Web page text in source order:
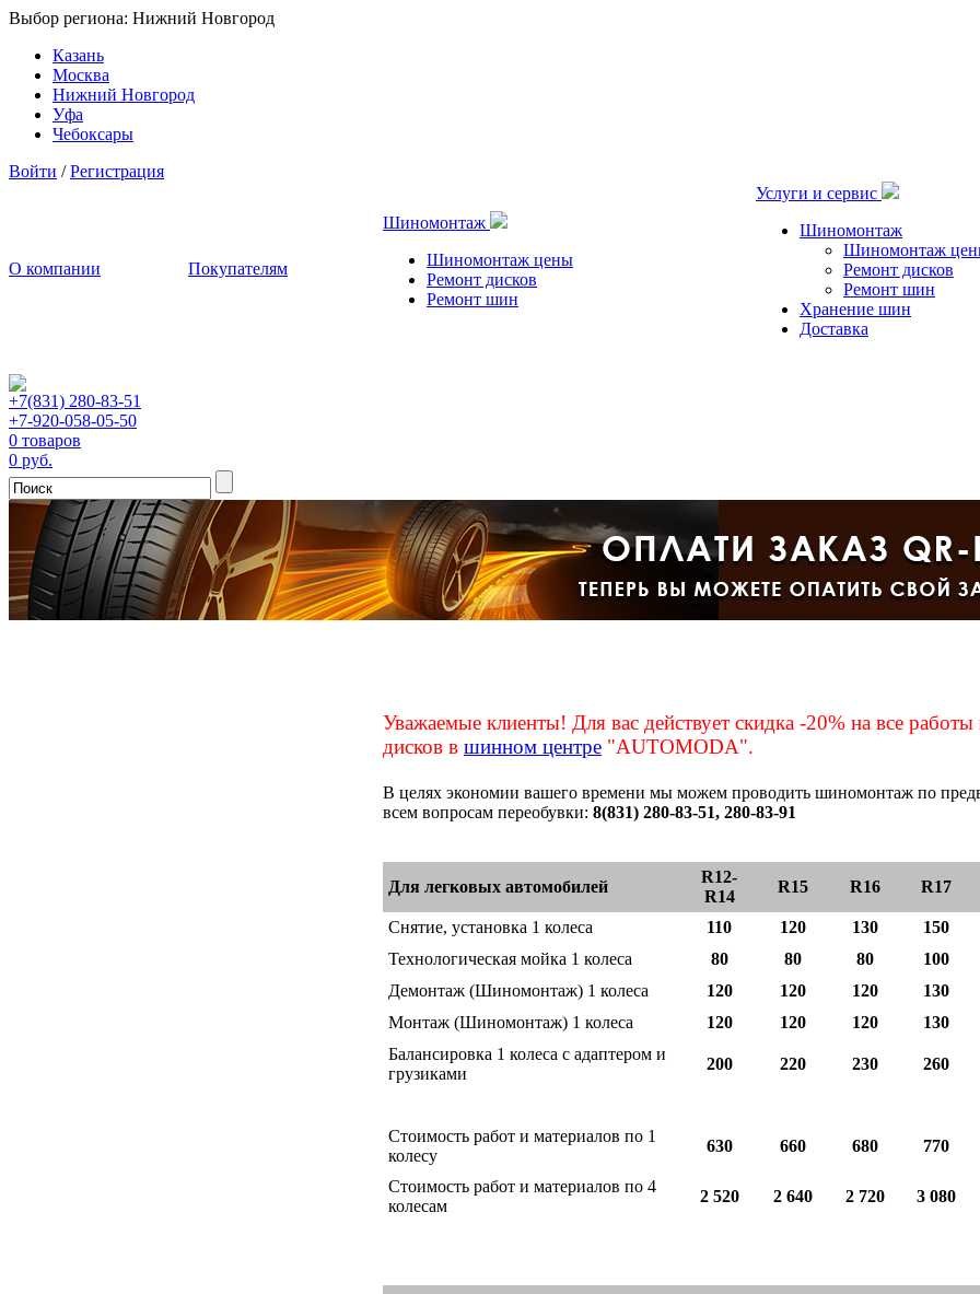
Выбор региона: Нижний Новгород
Казань
Москва
Нижний Новгород
Уфа
Чебоксары
Войти /Регистрация
О компании Покупателям
Шиномонтаж
Шиномонтаж цены
Ремонт дисков
Ремонт шин
Услуги и сервис
Шиномонтаж
Шиномонтаж
Ремонт дисков
Ремонт шин
Хранение шин
Доставка
+7(831) 280-83-51
+7-920-058-05-50
0 товаров
0 руб.
Уважаемые клиенты! Для вас действует скидка -20% на все
дисков в шинном центре "AUTOMODA".
В целях экономии вашего времени мы можем проводить шиномонтаж по
всем вопросам переобувки: 8(831) 280-83-51, 280-83-91
Для легковых автомобилей
R12-
R14
R15 R16 R17
Снятие, установка 1 колеса 110 120 130 150
Технологическая мойка 1 колеса
80 80 80 100
Демонтаж (Шиномонтаж) 1 колеса 120 120 120 130
Монтаж (Шиномонтаж) 1 колеса 120 120 120 130
Балансировка 1 колеса с адаптером и
грузиками
200 220 230 260
Стоимость работ и материалов по 1
колесу
630 660 680 770
Стоимость работ и материалов по 4
колесам
2 520 2 640 2 720 3 080